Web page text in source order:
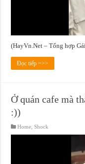
(HayVn.Net – Tổng hợp
Đọc tiếp =>>
Ở quán cafe mà
:))
Home ,Shock